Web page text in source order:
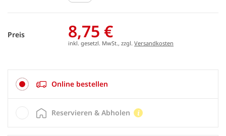
Preis 8,75 €
inkl. gesetzl. MwSt., zzgl. Versandkosten
Online bestellen
Reservieren & Abholen